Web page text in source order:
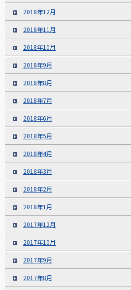
2018年12月
2018年11月
2018年10月
2018年9月
2018年8月
2018年7月
2018年6月
2018年5月
2018年4月
2018年3月
2018年2月
2018年1月
2017年12月
2017年10月
2017年9月
2017年8月